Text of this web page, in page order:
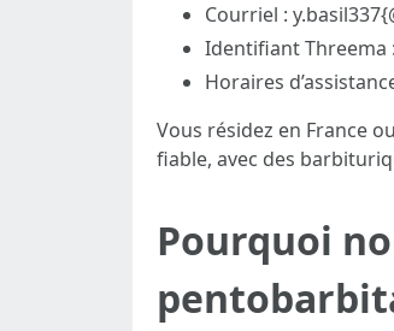
Courriel :
Identifiant Threema :
Horaires
Vous résidez en France
fiable, avec des
Pourquoi